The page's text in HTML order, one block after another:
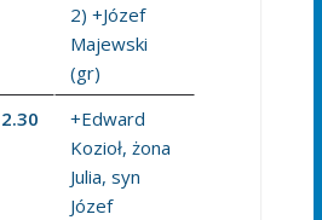
2) +Józef
Majewski
(gr)
+Edward
Kozioł, żona
Julia, syn
Józef